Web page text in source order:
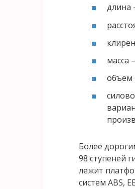
длина
масса
объем
Более
98 ступеней
лежит
систем ABS,